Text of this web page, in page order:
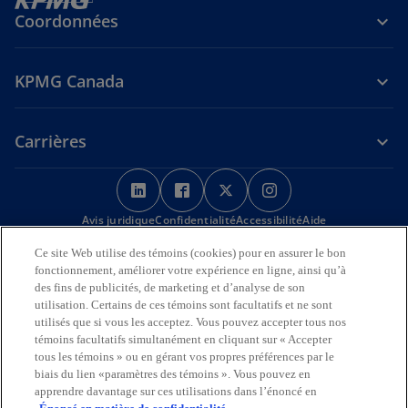
Coordonnées
KPMG Canada
Carrières
s
’
o
v
r
e
d
a
n
s
s
’
o
u
v
r
e
d
a
n
s
s
’
o
v
r
e
d
a
n
s
’
o
v
r
e
d
a
n
s
Avis juridiqueConfidentialitéAccessibilitéAide
Nous reconnaissons en toute déférence que les bureaux de KPMG
sur l’Île de la Tortue (Amérique du Nord) sont situés sur les
territoires traditionnels, visés par traité et non cédés des Premières
Nations, des Inuits et des Métis.
© 2026 KPMG s.r.l./S.E.N.C.R.L., société à responsabilité limitée de
l’Ontario et cabinet membre de l’organisation mondiale KPMG de
cabinets indépendants affiliés à KPMG International Limited, société
de droit anglais à responsabilité limitée par garantie. Tous droits
Ce site Web utilise des témoins (cookies) pour en assurer le bon
fonctionnement, améliorer votre expérience en ligne, ainsi qu’à
des fins de publicités, de marketing et d’analyse de son
utilisation. Certains de ces témoins sont facultatifs et ne sont
utilisés que si vous les acceptez. Vous pouvez accepter tous nos
témoins facultatifs simultanément en cliquant sur « Accepter
tous les témoins » ou en gérant vos propres préférences par le
biais du lien «paramètres des témoins ». Vous pouvez en
apprendre davantage sur ces utilisations dans l’énoncé en